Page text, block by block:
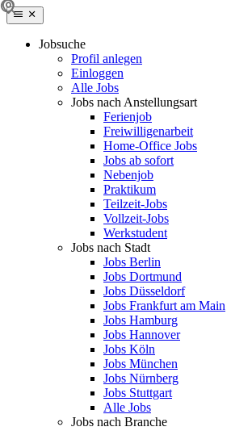
Jobsuche
Profil anlegen
Einloggen
Alle Jobs
Jobs nach Anstellungsart
Ferienjob
Freiwilligenarbeit
Home-Office Jobs
Jobs ab sofort
Nebenjob
Praktikum
Teilzeit-Jobs
Vollzeit-Jobs
Werkstudent
Jobs nach Stadt
Jobs Berlin
Jobs Dortmund
Jobs Düsseldorf
Jobs Frankfurt am Main
Jobs Hamburg
Jobs Hannover
Jobs Köln
Jobs München
Jobs Nürnberg
Jobs Stuttgart
Alle Jobs
Jobs nach Branche